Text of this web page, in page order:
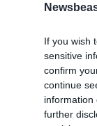
If you wish
sensitive
confirm
continue
information
further